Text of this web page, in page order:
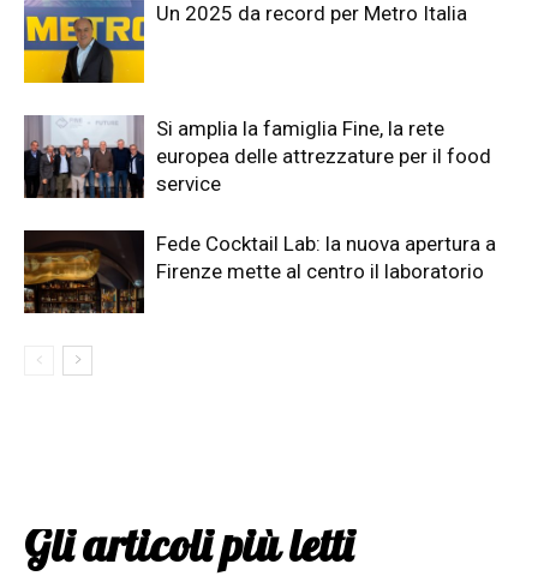
Un 2025 da record per Metro Italia
Si amplia la famiglia Fine, la rete
europea delle attrezzature per il food
service
Fede Cocktail Lab: la nuova apertura a
Firenze mette al centro il laboratorio
Gli articoli più letti